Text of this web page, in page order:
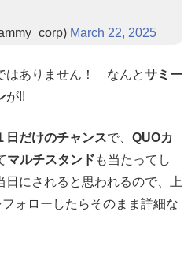
March 22, 2025
はありません！ なんとサミー
が!!
日だけのチャンスで、 QUOカ
マルチスタンド も当たってし
日にされると思われるので、上
フォローしたらそのまま詳細な